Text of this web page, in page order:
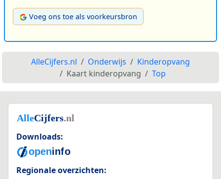
Voeg ons toe als voorkeursbron
AlleCijfers.nl Onderwijs
Kinderopvang
Kaart kinderopvang
Top
Downloads:
Regionale overzichten: